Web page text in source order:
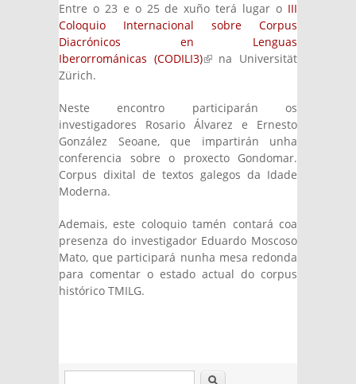
Entre o 23 e o 25 de xuño terá lugar o III
Coloquio Internacional sobre Corpus
Diacrónicos en Lenguas
Iberorrománicas (CODILI3)(link is external)
na Universität
Zürich.
Neste encontro participarán os
investigadores Rosario Álvarez e Ernesto
González Seoane, que impartirán unha
conferencia sobre o proxecto Gondomar.
Corpus dixital de textos galegos da Idade
Moderna.
Ademais, este coloquio tamén contará coa
presenza do investigador Eduardo Moscoso
Mato, que participará nunha mesa redonda
para comentar o estado actual do corpus
histórico TMILG.
Buscar